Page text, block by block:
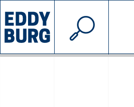
INIZIATIVE
© 2026